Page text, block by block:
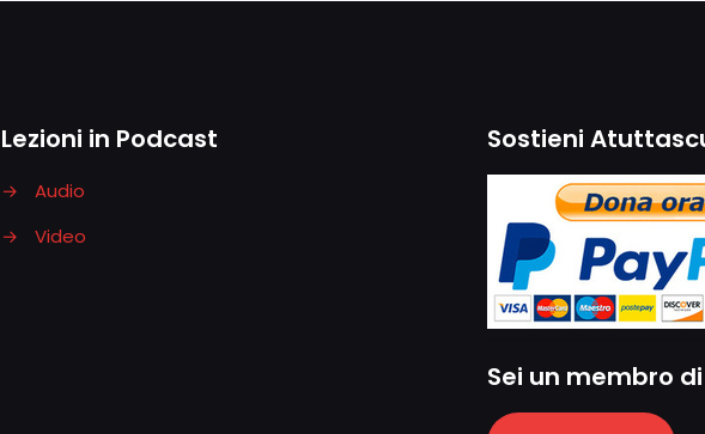
Lezioni in Podcast
→
Audio
→
Video
Sostieni
Sei un membro